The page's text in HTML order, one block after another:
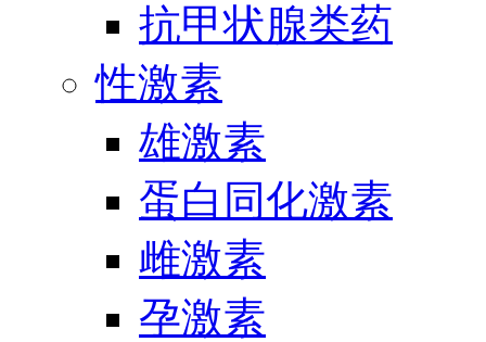
抗甲状腺类药
性激素
雄激素
蛋白同化激素
雌激素
孕激素